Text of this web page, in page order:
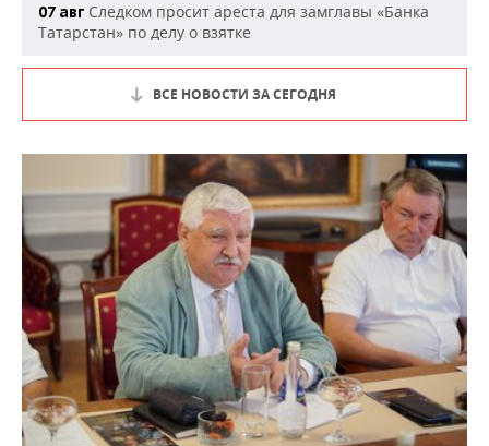
07 авг Следком просит ареста для замглавы «Банка
Татарстан» по делу о взятке
ВСЕ НОВОСТИ ЗА СЕГОДНЯ